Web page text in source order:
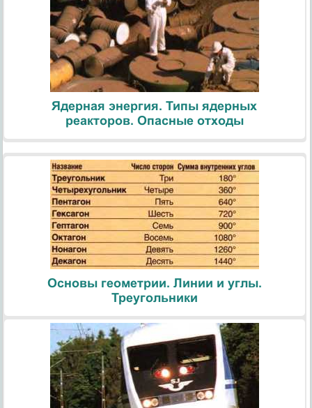
Ядерная энергия. Типы ядерных
реакторов. Опасные отходы
Основы геометрии. Линии и углы.
Треугольники